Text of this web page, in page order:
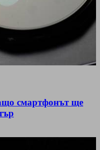
смартфонът ще